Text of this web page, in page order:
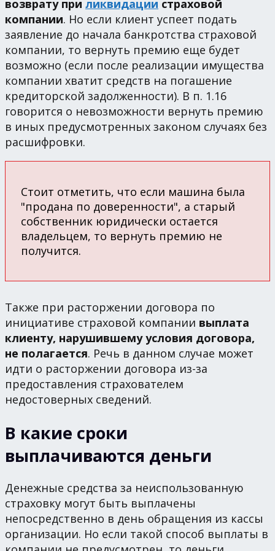
возврату при ликвидации страховой
компании. Но если клиент успеет подать
заявление до начала банкротства страховой
компании, то вернуть премию еще будет
возможно (если после реализации имущества
компании хватит средств на погашение
кредиторской задолженности). В п. 1.16
говорится о невозможности вернуть премию
в иных предусмотренных законом случаях без
расшифровки.
Стоит отметить, что если машина была
"продана по доверенности", а старый
собственник юридически остается
владельцем, то вернуть премию не
получится.
Также при расторжении договора по
инициативе страховой компании выплата
клиенту, нарушившему условия договора,
не полагается. Речь в данном случае может
идти о расторжении договора из-за
предоставления страхователем
недостоверных сведений.
В какие сроки
выплачиваются деньги
Денежные средства за неиспользованную
страховку могут быть выплачены
непосредственно в день обращения из кассы
организации. Но если такой способ выплаты в